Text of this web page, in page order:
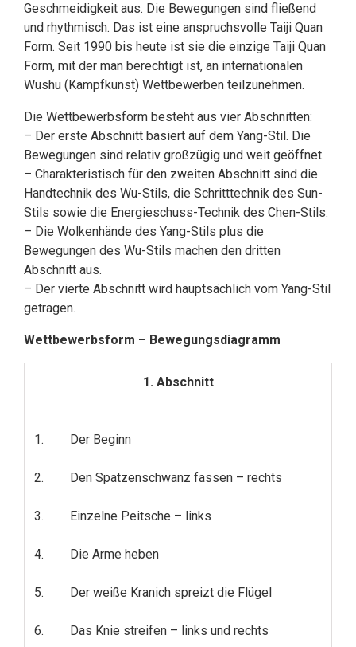
Geschmeidigkeit aus. Die Bewegungen sind fließend
und rhythmisch. Das ist eine anspruchsvolle Taiji Quan
Form. Seit 1990 bis heute ist sie die einzige Taiji Quan
Form, mit der man berechtigt ist, an internationalen
Wushu (Kampfkunst) Wettbewerben teilzunehmen.
Die Wettbewerbsform besteht aus vier Abschnitten:
– Der erste Abschnitt basiert auf dem Yang-Stil. Die
Bewegungen sind relativ großzügig und weit geöffnet.
– Charakteristisch für den zweiten Abschnitt sind die
Handtechnik des Wu-Stils, die Schritttechnik des Sun-
Stils sowie die Energieschuss-Technik des Chen-Stils.
– Die Wolkenhände des Yang-Stils plus die
Bewegungen des Wu-Stils machen den dritten
Abschnitt aus.
– Der vierte Abschnitt wird hauptsächlich vom Yang-Stil
getragen.
Wettbewerbsform – Bewegungsdiagramm
1. Abschnitt
1. Der Beginn
2. Den Spatzenschwanz fassen – rechts
3. Einzelne Peitsche – links
4. Die Arme heben
5. Der weiße Kranich spreizt die Flügel
6. Das Knie streifen – links und rechts